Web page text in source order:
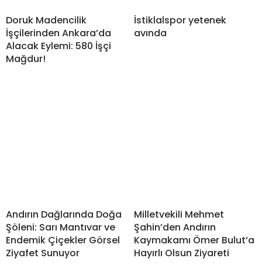
Doruk Madencilik
İşçilerinden Ankara’da
Alacak Eylemi: 580 İşçi
Mağdur!
İstiklalspor yetenek
avında
Andırın Dağlarında Doğa
Şöleni: Sarı Mantıvar ve
Endemik Çiçekler Görsel
Ziyafet Sunuyor
Milletvekili Mehmet
Şahin’den Andırın
Kaymakamı Ömer Bulut’a
Hayırlı Olsun Ziyareti